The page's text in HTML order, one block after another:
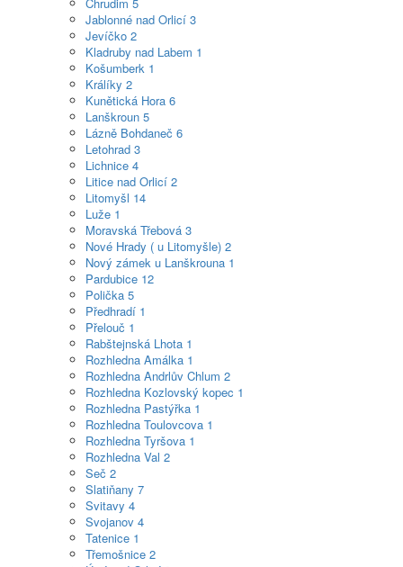
Jablonné nad Orlicí 3
Jevíčko 2
Kladruby nad Labem 1
Košumberk 1
Králíky 2
Kunětická Hora 6
Lanškroun 5
Lázně Bohdaneč 6
Letohrad 3
Lichnice 4
Litice nad Orlicí 2
Litomyšl 14
Luže 1
Moravská Třebová 3
Nové Hrady ( u Litomyšle) 2
Nový zámek u Lanškrouna 1
Pardubice 12
Polička 5
Předhradí 1
Přelouč 1
Rabštejnská Lhota 1
Rozhledna Amálka 1
Rozhledna Andrlův Chlum 2
Rozhledna Kozlovský kopec 1
Rozhledna Pastýřka 1
Rozhledna Toulovcova 1
Rozhledna Tyršova 1
Rozhledna Val 2
Seč 2
Slatiňany 7
Svitavy 4
Svojanov 4
Tatenice 1
Třemošnice 2